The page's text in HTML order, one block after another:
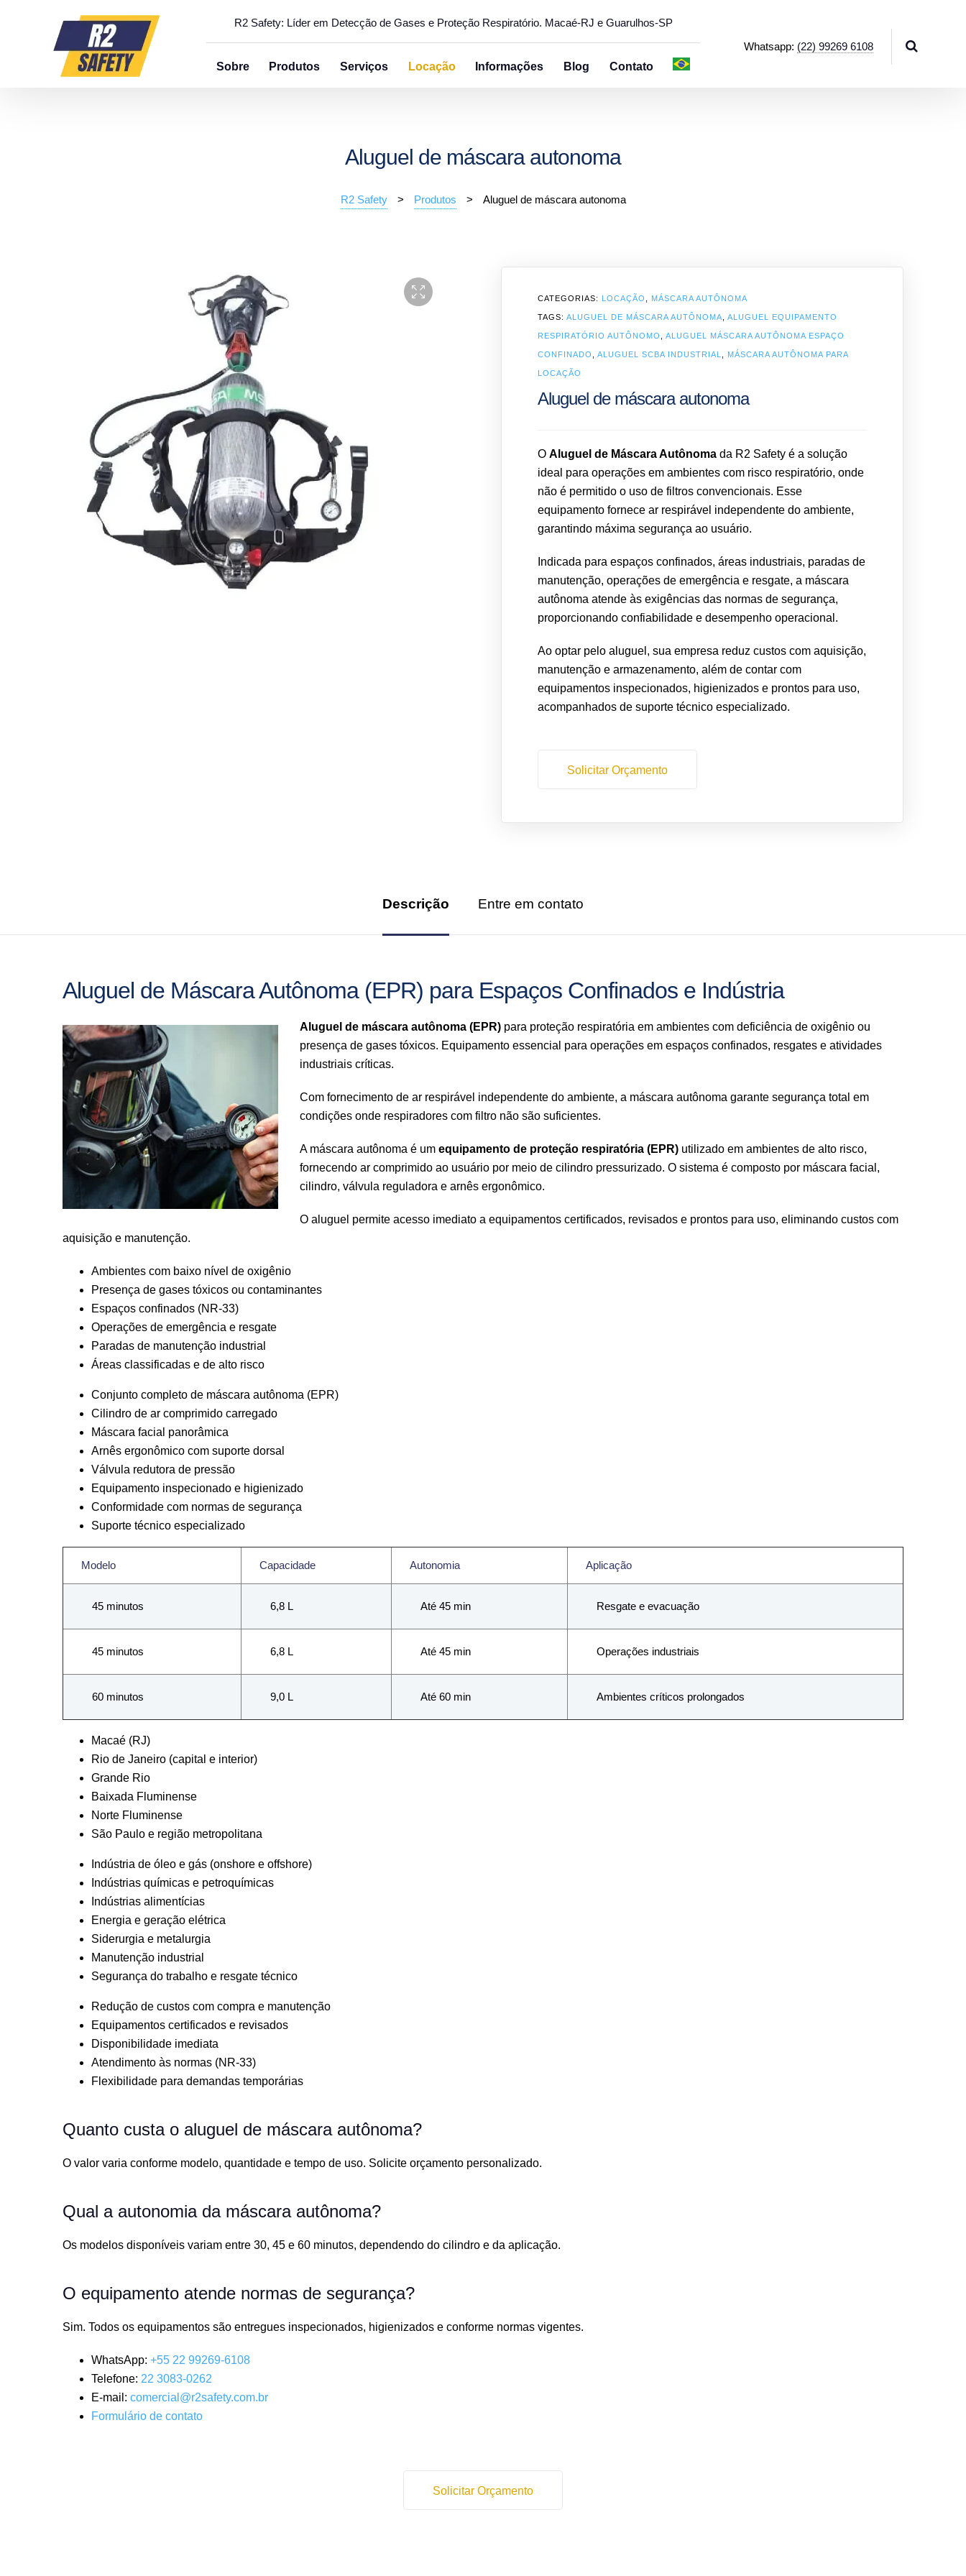
R2 Safety: Líder em Detecção de Gases e Proteção Respiratório. Macaé-RJ e Guarulhos-SP
Sobre Produtos Serviços Locação Informações Blog Contato
Whatsapp: (22) 99269 6108
Aluguel de máscara autonoma
R2 Safety > Produtos > Aluguel de máscara autonoma
Aluguel de máscara autonoma
O Aluguel de Máscara Autônoma da R2 Safety é a solução
ideal para operações em ambientes com risco respiratório, onde
não é permitido o uso de filtros convencionais. Esse
equipamento fornece ar respirável independente do ambiente,
garantindo máxima segurança ao usuário.
Indicada para espaços confinados, áreas industriais, paradas de
manutenção, operações de emergência e resgate, a máscara
autônoma atende às exigências das normas de segurança,
proporcionando confiabilidade e desempenho operacional.
Ao optar pelo aluguel, sua empresa reduz custos com aquisição,
manutenção e armazenamento, além de contar com
equipamentos inspecionados, higienizados e prontos para uso,
acompanhados de suporte técnico especializado.
Solicitar Orçamento
CATEGORIAS: LOCAÇÃO MÁSCARA AUTÔNOMA
TAGS: ALUGUEL DE MÁSCARA AUTÔNOMA ALUGUEL EQUIPAMENTO
RESPIRATÓRIO AUTÔNOMO ALUGUEL MÁSCARA AUTÔNOMA ESPAÇO
CONFINADO ALUGUEL SCBA INDUSTRIAL MÁSCARA AUTÔNOMA PARA
LOCAÇÃO
Descrição Entre em contato
Aluguel de Máscara Autônoma (EPR) para Espaços Confinados e Indústria
Aluguel de máscara autônoma (EPR) para proteção respiratória em ambientes com deficiência de oxigênio ou
presença de gases tóxicos. Equipamento essencial para operações em espaços confinados, resgates e atividades
industriais críticas.
Com fornecimento de ar respirável independente do ambiente, a máscara autônoma garante segurança total em
condições onde respiradores com filtro não são suficientes.
A máscara autônoma é um equipamento de proteção respiratória (EPR) utilizado em ambientes de alto risco,
fornecendo ar comprimido ao usuário por meio de cilindro pressurizado. O sistema é composto por máscara facial,
cilindro, válvula reguladora e arnês ergonômico.
O aluguel permite acesso imediato a equipamentos certificados, revisados e prontos para uso, eliminando custos com
aquisição e manutenção.
Ambientes com baixo nível de oxigênio
Presença de gases tóxicos ou contaminantes
Espaços confinados (NR-33)
Operações de emergência e resgate
Paradas de manutenção industrial
Áreas classificadas e de alto risco
Conjunto completo de máscara autônoma (EPR)
Cilindro de ar comprimido carregado
Máscara facial panorâmica
Arnês ergonômico com suporte dorsal
Válvula redutora de pressão
Equipamento inspecionado e higienizado
Conformidade com normas de segurança
Suporte técnico especializado
Modelo Capacidade Autonomia Aplicação
45 minutos 6,8 L Até 45 min Resgate e evacuação
45 minutos 6,8 L Até 45 min Operações industriais
60 minutos 9,0 L Até 60 min Ambientes críticos prolongados
Macaé (RJ)
Rio de Janeiro (capital e interior)
Grande Rio
Baixada Fluminense
Norte Fluminense
São Paulo e região metropolitana
Indústria de óleo e gás (onshore e offshore)
Indústrias químicas e petroquímicas
Indústrias alimentícias
Energia e geração elétrica
Siderurgia e metalurgia
Manutenção industrial
Segurança do trabalho e resgate técnico
Redução de custos com compra e manutenção
Equipamentos certificados e revisados
Disponibilidade imediata
Atendimento às normas (NR-33)
Flexibilidade para demandas temporárias
Quanto custa o aluguel de máscara autônoma?
O valor varia conforme modelo, quantidade e tempo de uso. Solicite orçamento personalizado.
Qual a autonomia da máscara autônoma?
Os modelos disponíveis variam entre 30, 45 e 60 minutos, dependendo do cilindro e da aplicação.
O equipamento atende normas de segurança?
Sim. Todos os equipamentos são entregues inspecionados, higienizados e conforme normas vigentes.
WhatsApp: +55 22 99269-6108
Telefone: 22 3083-0262
E-mail: comercial@r2safety.com.br
Formulário de contato
Solicitar Orçamento